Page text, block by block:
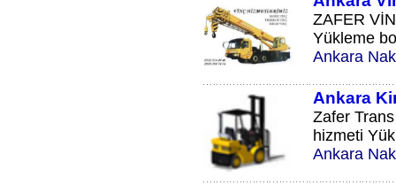
ZAFER
Yükleme
Ankara
Ankara
Zafer
hizmeti
Ankara